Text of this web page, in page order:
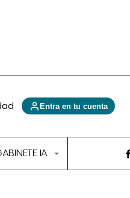
Entra en tu cuenta
IA